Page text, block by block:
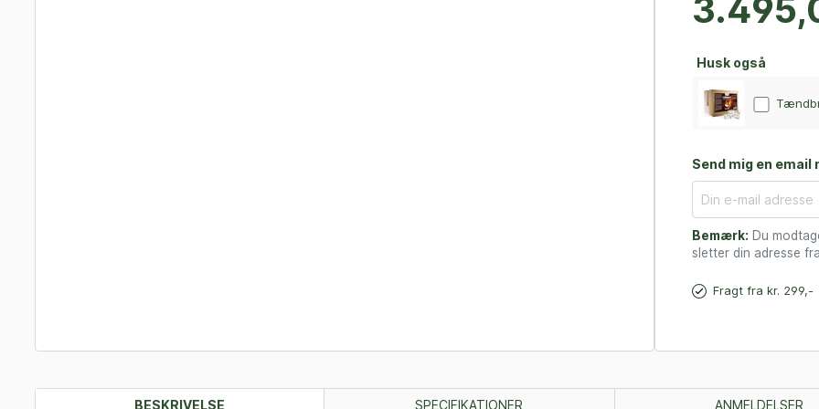
Husk også
Send mig en email
Bemærk: Du
sletter din adresse
Fragt fra kr. 299,-
BESKRIVELSE SPECIFIKATIONER ANMELDELSER